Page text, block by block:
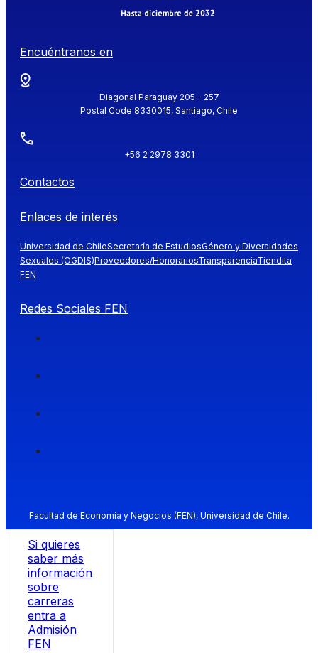
Encuéntranos en
Diagonal Paraguay 205 - 257
Postal Code 8330015, Santiago, Chile
+56 2 2978 3301
Contactos
Enlaces de interés
Universidad de ChileSecretaría de EstudiosGénero y Diversidades
Sexuales (OGDIS)Proveedores/HonorariosTransparenciaTiendita
FEN
Redes Sociales FEN
Facultad de Economía y Negocios (FEN), Universidad de Chile.
Si quieres
saber más
información
sobre
carreras
entra a
Admisión
FEN